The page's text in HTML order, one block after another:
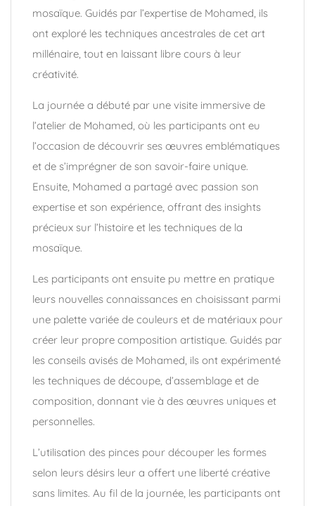
mosaïque. Guidés par l’expertise de Mohamed, ils
ont exploré les techniques ancestrales de cet art
millénaire, tout en laissant libre cours à leur
créativité.
La journée a débuté par une visite immersive de
l’atelier de Mohamed, où les participants ont eu
l’occasion de découvrir ses œuvres emblématiques
et de s’imprégner de son savoir-faire unique.
Ensuite, Mohamed a partagé avec passion son
expertise et son expérience, offrant des insights
précieux sur l’histoire et les techniques de la
mosaïque.
Les participants ont ensuite pu mettre en pratique
leurs nouvelles connaissances en choisissant parmi
une palette variée de couleurs et de matériaux pour
créer leur propre composition artistique. Guidés par
les conseils avisés de Mohamed, ils ont expérimenté
les techniques de découpe, d’assemblage et de
composition, donnant vie à des œuvres uniques et
personnelles.
L’utilisation des pinces pour découper les formes
selon leurs désirs leur a offert une liberté créative
sans limites. Au fil de la journée, les participants ont